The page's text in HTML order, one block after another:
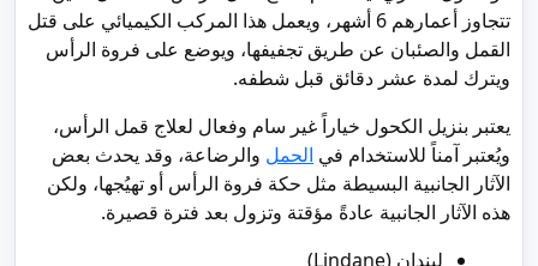
تتجاوز أعمارهم 6 أشهر، ويعمل هذا المركب الكيميائي على قتل
القمل والصئبان عن طريق تجفيفها، ويوضع على فروة الرأس
ويترك لمدة عشر دقائق قبل شطفه.
يعتبر بنزيل الكحول خياراً غير سام وفعال لعلاج قمل الرأس،
ويُعتبر آمناً للاستخدام في الحمل والرضاعة، وقد يحدث بعض
الآثار الجانبية البسيطة مثل حكة فروة الرأس أو تهيُجها، ولكن
هذه الآثار الجانبية عادةً مؤقتة وتزول بعد فترة قصيرة.
ليندان (Lindane)